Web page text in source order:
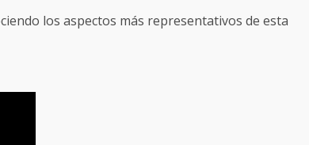
los aspectos más representativos de esta